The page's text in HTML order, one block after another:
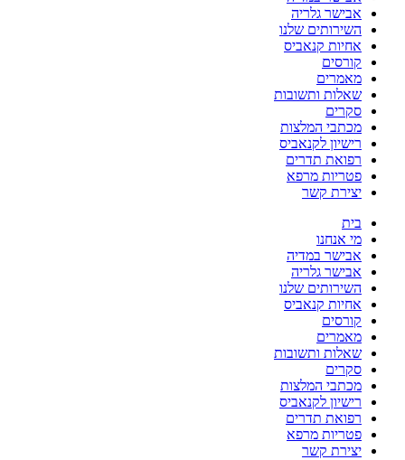
אבישר גלריה
השירותים שלנו
אחיות קנאביס
קורסים
מאמרים
שאלות ותשובות
סקרים
מכתבי המלצות
רישיון לקנאביס
רפואת תדרים
פטריות מרפא
יצירת קשר
בית
מי אנחנו
אבישר במדיה
אבישר גלריה
השירותים שלנו
אחיות קנאביס
קורסים
מאמרים
שאלות ותשובות
סקרים
מכתבי המלצות
רישיון לקנאביס
רפואת תדרים
פטריות מרפא
יצירת קשר